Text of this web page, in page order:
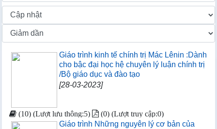
Giáo trình kinh tế chính trị Mác Lênin :Dành
cho bậc đại học hệ chuyên lý luận chính trị
/Bộ giáo dục và đào tạo
[28-03-2023]
(10) (Lượt lưu thông:5) (0) (Lượt truy cập:0)
Giáo trình Những nguyên lý cơ bản của